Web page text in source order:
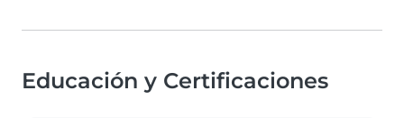
Educación y Certificaciones